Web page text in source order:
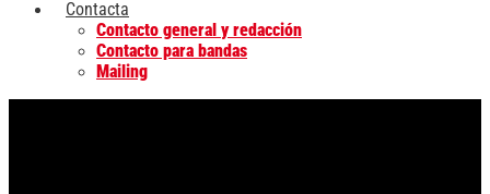
Contacta
Contacto general y redacción
Contacto para bandas
Mailing